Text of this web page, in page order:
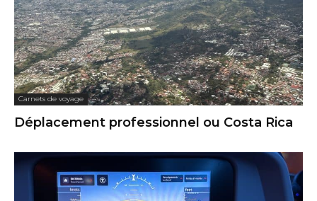
Carnets de voyage
Déplacement professionnel ou Costa Rica